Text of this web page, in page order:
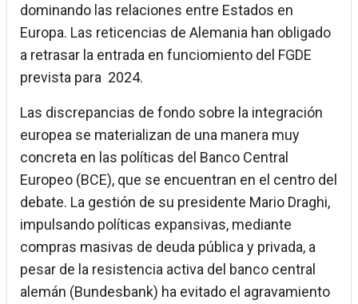
dominando las relaciones entre Estados en
Europa. Las reticencias de Alemania han obligado
a retrasar la entrada en funciomiento del FGDE
prevista para 2024.
Las discrepancias de fondo sobre la integración
europea se materializan de una manera muy
concreta en las políticas del Banco Central
Europeo (BCE), que se encuentran en el centro del
debate. La gestión de su presidente Mario Draghi,
impulsando políticas expansivas, mediante
compras masivas de deuda pública y privada, a
pesar de la resistencia activa del banco central
alemán (Bundesbank) ha evitado el agravamiento